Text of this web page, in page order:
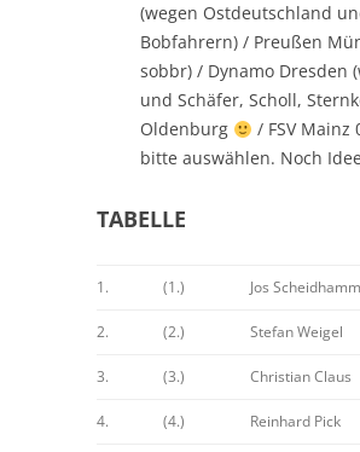
(wegen Ostdeutschland
Bobfahrern) / Preußen
sobbr) / Dynamo Dresden
und Schäfer, Scholl,
Oldenburg
/ FSV
bitte auswählen. Noch
TABELLE
1. (1.) Jos
2. (2.) Stefan Weigel
3. (3.) Christian Claus
4. (4.) Reinhard Pick